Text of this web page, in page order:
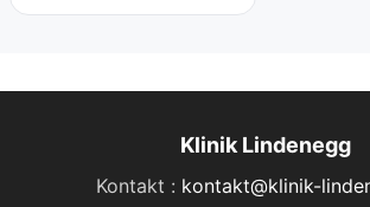
Klinik Lindenegg
Kontakt : kontakt@klinik-